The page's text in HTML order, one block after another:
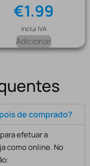
€1.99
Inclui IVA
Adicionar
de comprado?
efetuar a
como online. No